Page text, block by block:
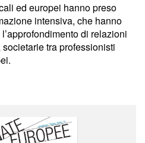
ed europei hanno preso
intensiva, che hanno
di relazioni
tra professionisti